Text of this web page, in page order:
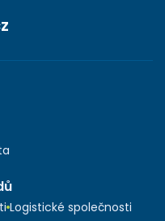
Logistické společnosti